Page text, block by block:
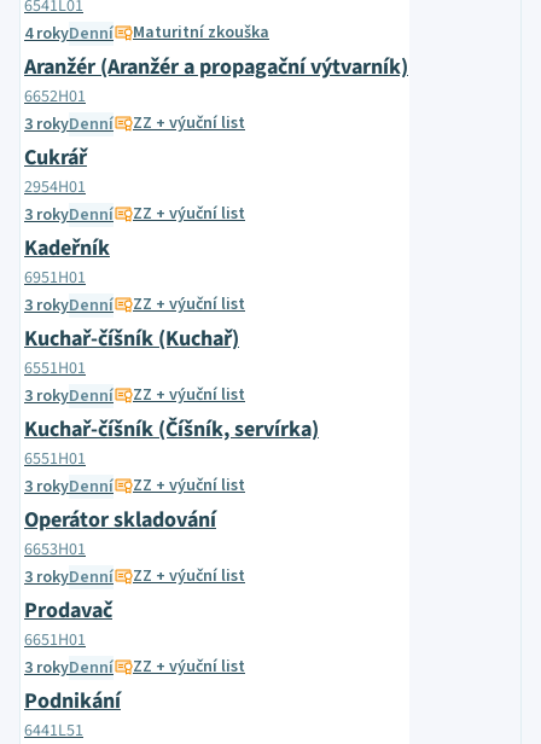
6541L01
4 rokyDenní Maturitní zkouška
Aranžér (Aranžér a propagační výtvarník)
6652H01
3 rokyDenní ZZ + výuční list
Cukrář
2954H01
3 rokyDenní ZZ + výuční list
Kadeřník
6951H01
3 rokyDenní ZZ + výuční list
Kuchař-číšník (Kuchař)
6551H01
3 rokyDenní ZZ + výuční list
Kuchař-číšník (Číšník, servírka)
6551H01
3 rokyDenní ZZ + výuční list
Operátor skladování
6653H01
3 rokyDenní ZZ + výuční list
Prodavač
6651H01
3 rokyDenní ZZ + výuční list
Podnikání
6441L51